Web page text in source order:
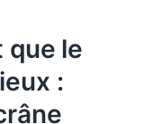
que le
: